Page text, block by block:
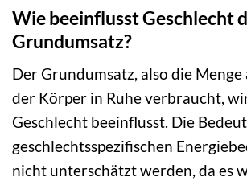
Wie beeinflusst Geschlecht
Grundumsatz?
Der Grundumsatz, also die Menge
der Körper in Ruhe verbraucht,
Geschlecht beeinflusst. Die
geschlechtsspezifischen
nicht unterschätzt werden, da es